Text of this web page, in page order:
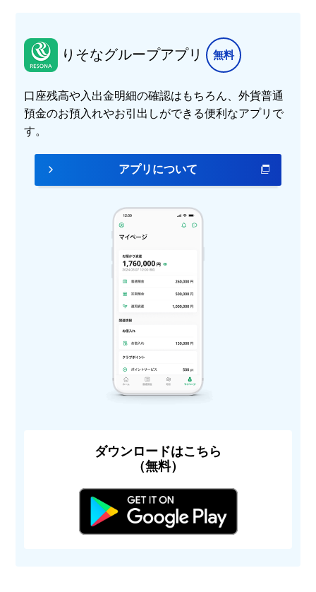
りそなグループアプリ 無料
口座残高や入出金明細の確認はもちろん、外貨普通
預金のお預入れやお引出しができる便利なアプリで
す。
アプリについて
ダウンロードはこちら
（無料）